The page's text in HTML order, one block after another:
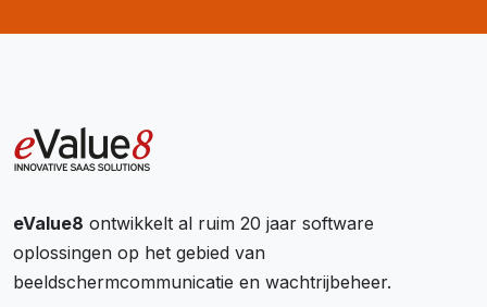
eValue8 ontwikkelt al ruim 20 jaar software
oplossingen op het gebied van
beeldschermcommunicatie en wachtrijbeheer.